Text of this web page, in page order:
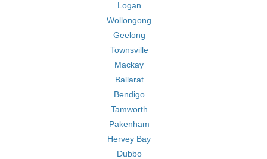
Logan
Wollongong
Geelong
Townsville
Mackay
Ballarat
Bendigo
Tamworth
Pakenham
Hervey Bay
Dubbo